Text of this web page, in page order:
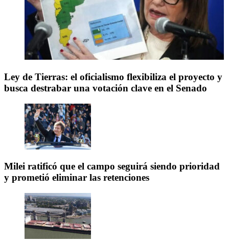
Ley de Tierras: el oficialismo flexibiliza el proyecto y
busca destrabar una votación clave en el Senado
Milei ratificó que el campo seguirá siendo prioridad
y prometió eliminar las retenciones